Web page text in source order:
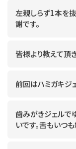
左親しらず1本を抜
謝です。
皆様より教えて頂
前回はハミガキジ
歯みがきジェルで
いです。舌もいつも